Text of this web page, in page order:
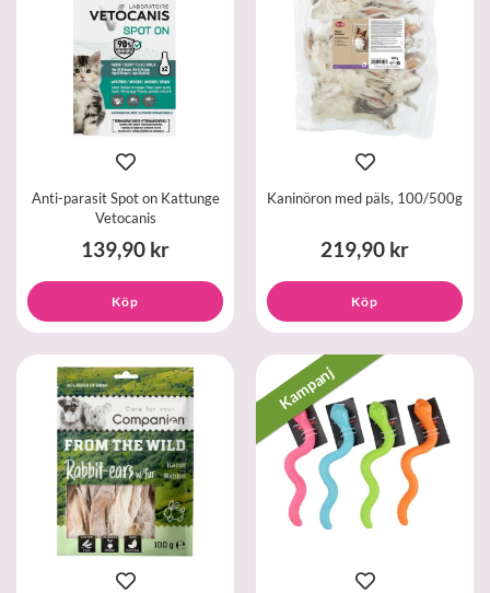
Anti-parasit Spot on Kattunge
Vetocanis
139,90 kr
Köp
Kaninöron med päls, 100/500g
219,90 kr
Köp
Kampanj